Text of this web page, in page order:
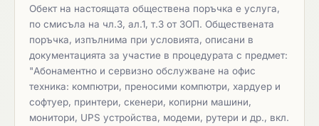
Обект на настоящата обществена поръчка е услуга,
по смисъла на чл.3, ал.1, т.3 от ЗОП. Обществената
поръчка, изпълнима при условията, описани в
документацията за участие в процедурата с предмет:
"Абонаментно и сервизно обслужване на офис
техника: компютри, преносими компютри, хардуер и
софтуер, принтери, скенери, копирни машини,
монитори, UPS устройства, модеми, рутери и др., вкл.